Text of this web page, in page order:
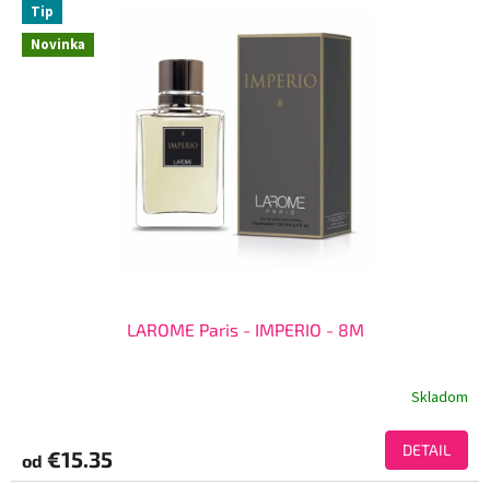
Novinka
Tip
LAROME Paris - IMPERIO - 8M
Skladom
od €15.35 DETAIL